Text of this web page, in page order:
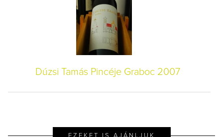
Dúzsi Tamás Pincéje Graboc 2007
EZEKET IS AJÁNLJUK